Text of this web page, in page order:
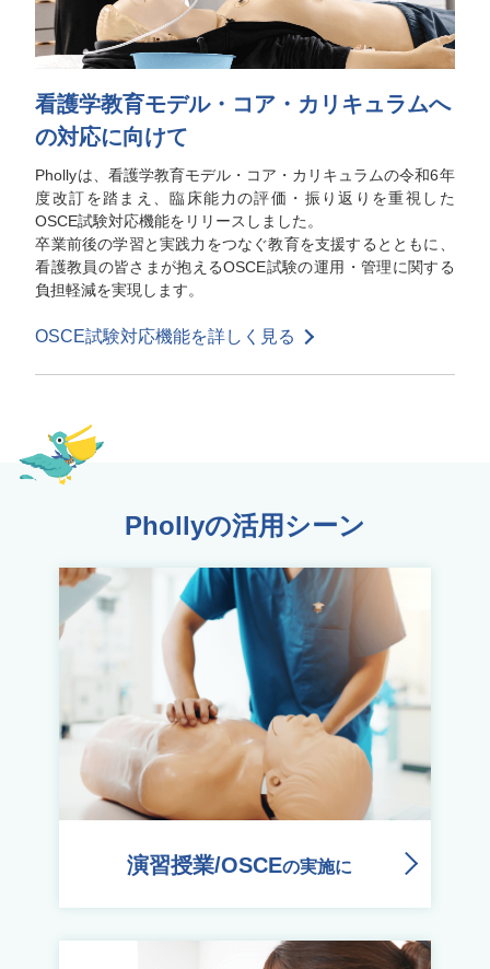
看護学教育モデル・コア・カリキュラムへ
の対応に向けて
Phollyは、看護学教育モデル・コア・カリキュラムの令和6年
度改訂を踏まえ、臨床能力の評価・振り返りを重視した
OSCE試験対応機能をリリースしました。
卒業前後の学習と実践力をつなぐ教育を支援するとともに、
看護教員の皆さまが抱えるOSCE試験の運用・管理に関する
負担軽減を実現します。
OSCE試験対応機能を詳しく見る
Phollyの活用シーン
演習授業/OSCEの実施に